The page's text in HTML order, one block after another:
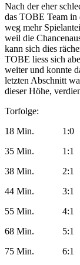
Nach der eher
das TOBE Team in
weg mehr
weil die
kann sich dies
TOBE liess sich
weiter und konnte
letzten Abschnitt
dieser Höhe,
Torfolge:
18 Min. 1:0
35 Min. 1:1
38 Min. 2:1
44 Min. 3:1
55 Min. 4:1
68 Min. 5:1
75 Min. 6:1